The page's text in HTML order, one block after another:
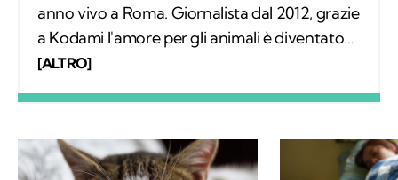
anno vivo a Roma. Giornalista dal 2012, grazie
a Kodami l'amore per gli animali è diventato
un lavoro attraverso cui provo a fare la
libero tanti libri, qualche viaggio e una
continua scoperta di ciò che mi circonda.
[ALTRO]